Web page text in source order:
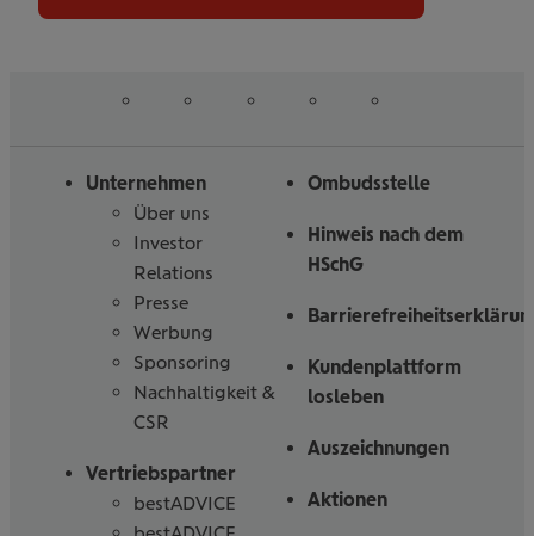
Unternehmen
Über uns
Investor
Relations
Presse
Werbung
Sponsoring
Nachhaltigkeit &
CSR
Vertriebspartner
bestADVICE
Ombudsstelle
Hinweis nach dem
HSchG
Kundenplattform
losleben
Auszeichnungen
Aktionen
uns